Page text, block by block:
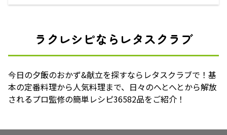
ラクレシピならレタスクラブ
今日の夕飯のおかず&献立を探すならレタスクラブで！基
本の定番料理から人気料理まで、日々のへとへとから解放
されるプロ監修の簡単レシピ36582品をご紹介！